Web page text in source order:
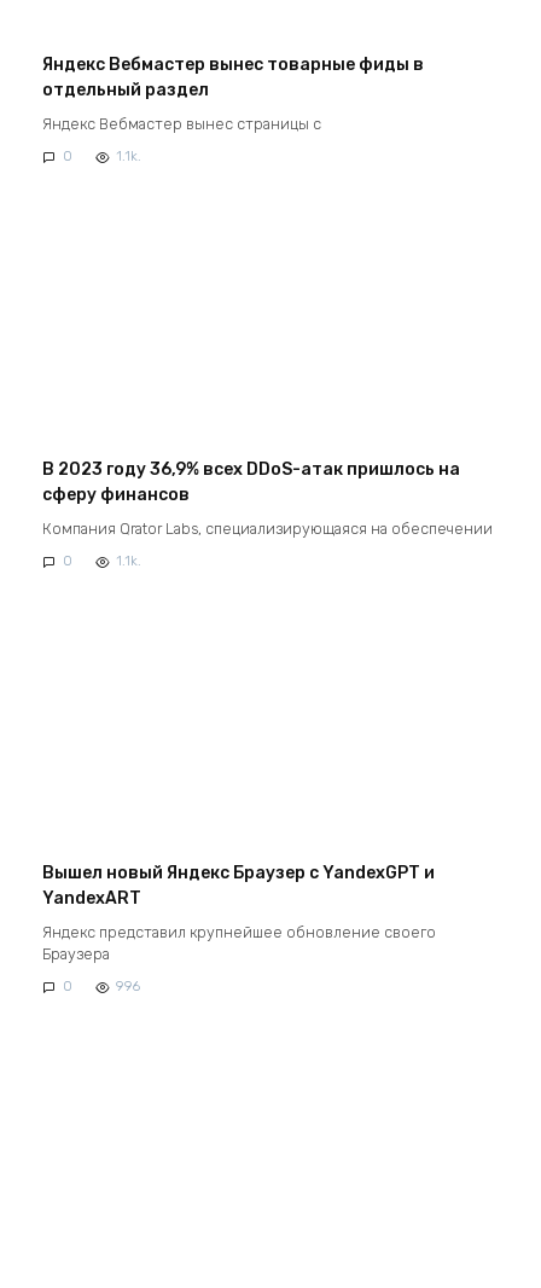
Яндекс Вебмастер вынес товарные фиды в
отдельный раздел
Яндекс Вебмастер вынес страницы с
0 1.1k.
В 2023 году 36,9% всех DDoS-атак пришлось на
сферу финансов
Компания Qrator Labs, специализирующаяся на обеспечении
0 1.1k.
Вышел новый Яндекс Браузер с YandexGPT и
YandexART
Яндекс представил крупнейшее обновление своего
Браузера
0 996